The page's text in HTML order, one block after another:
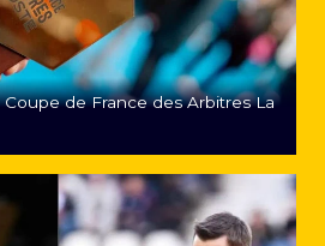
Coupe de France des Arbitres La